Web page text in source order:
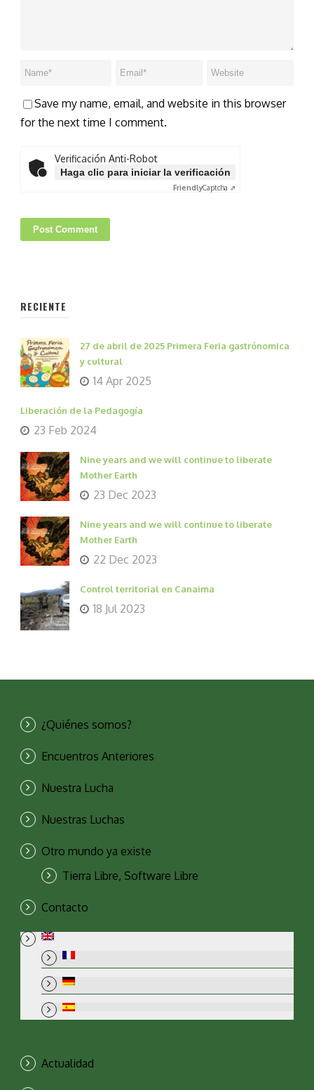
Save my name, email, and website in this browser
for the next time I comment.
Verificación Anti-Robot
Haga clic para iniciar la verificación
FriendlyCaptcha ⇗
RECIENTE
27 de abril de 2025 Primera Feria gastrónomica
y cultural
14 Apr 2025
Liberación de la Pedagogía
23 Feb 2024
Nine years and we will continue to liberate
Mother Earth
23 Dec 2023
Nine years and we will continue to liberate
Mother Earth
22 Dec 2023
Control territorial en Canaima
18 Jul 2023
¿Quiénes somos?
Encuentros Anteriores
Nuestra Lucha
Nuestras Luchas
Otro mundo ya existe
Tierra Libre, Software Libre
Contacto
Actualidad